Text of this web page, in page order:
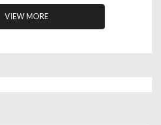
VIEW MORE